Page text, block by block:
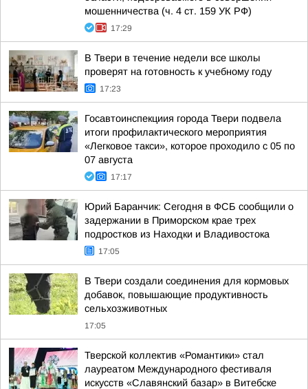
мошенничества (ч. 4 ст. 159 УК РФ)
17:29
В Твери в течение недели все школы
проверят на готовность к учебному году
17:23
Госавтоинспекциия города Твери подвела
итоги профилактического мероприятия
«Легковое такси», которое проходило с 05 по
07 августа
17:17
Юрий Баранчик: Сегодня в ФСБ сообщили о
задержании в Приморском крае трех
подростков из Находки и Владивостока
17:05
В Твери создали соединения для кормовых
добавок, повышающие продуктивность
сельхозживотных
17:05
Тверской коллектив «Романтики» стал
лауреатом Международного фестиваля
искусств «Славянский базар» в Витебске